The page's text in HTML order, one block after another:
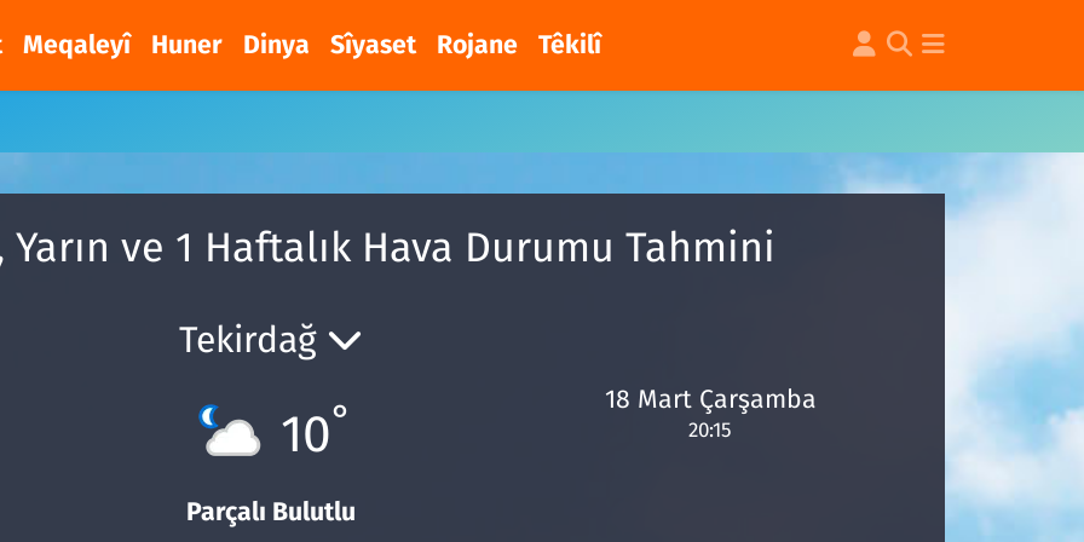
Meqaleyî Huner Dinya Sîyaset Rojane Têkilî
ve 1 Haftalık Hava Durumu Tahmini
Tekirdağ
10°
Parçalı Bulutlu
18 Mart Çarşamba
20:15